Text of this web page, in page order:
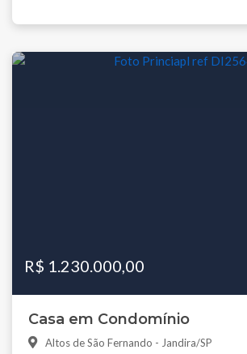
R$ 1.230.000,00
Casa em Condomínio
Altos de São Fernando - Jandira/SP